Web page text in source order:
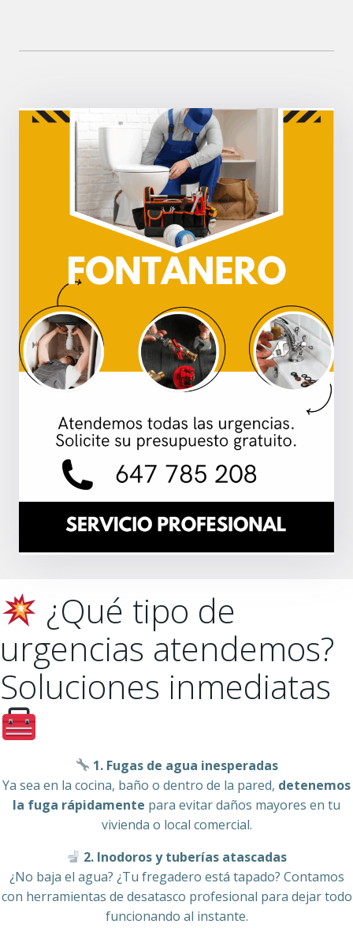
¿Qué tipo de
urgencias atendemos?
Soluciones inmediatas
1. Fugas de agua inesperadas
Ya sea en la cocina, baño o dentro de la pared, detenemos
la fuga rápidamente para evitar daños mayores en tu
vivienda o local comercial.
2. Inodoros y tuberías atascadas
¿No baja el agua? ¿Tu fregadero está tapado? Contamos
con herramientas de desatasco profesional para dejar todo
funcionando al instante.